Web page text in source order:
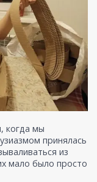
когда мы
принялась
из
мало было просто